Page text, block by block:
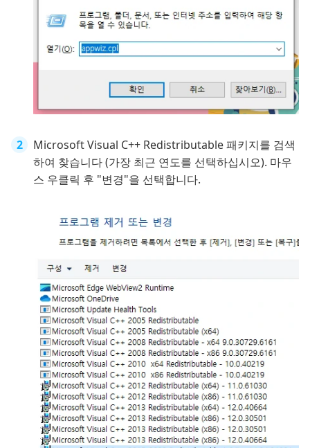
Microsoft Visual C++ Redistributable 패키지를 검색
하여 찾습니다 (가장 최근 연도를 선택하십시오). 마우
스 우클릭 후 "변경"을 선택합니다.